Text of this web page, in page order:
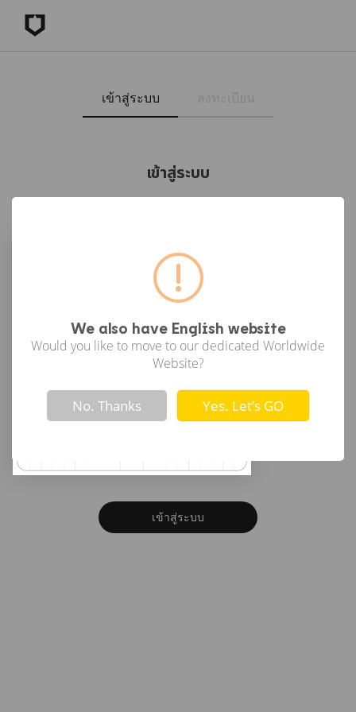
We also have English website
Would you like to move to our dedicated Worldwide
Website?
! Not valid!
No. Thanks Yes. Let’s GO
เข้าสู่ระบบ
เข้าสู่ระบบ
เข้าสู่ระบบด้วย Google
or
รหัสผ่าน